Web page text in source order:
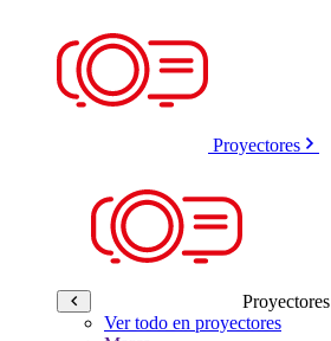
Proyectores
Proyectores
Ver todo en proyectores